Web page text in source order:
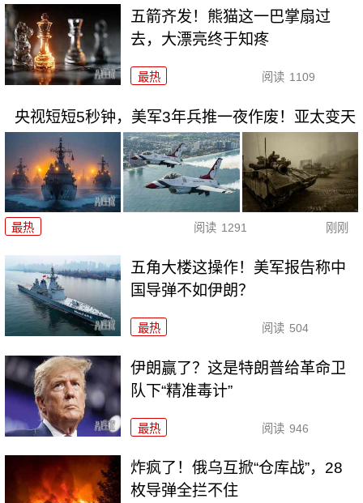
五箭齐发！熊猫这一巴掌扇过
去，大漂亮终于知疼
最热 阅读 1109
央视短短5秒钟，美军3年兵推一夜作废！亚太变天
最热 阅读 1291 刚刚
五角大楼这操作！美军报告称中
国导弹不如伊朗？
最热 阅读 504
伊朗赢了？这是特朗普给革命卫
队下“精准毒计”
最热 阅读 946
炸疯了！俄乌互掀“仓库战”，28
枚导弹全拦不住